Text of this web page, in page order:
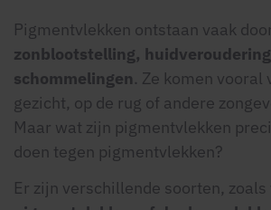
Pigmentvlekken ontstaan vaak
zonblootstelling,
schommelingen. Ze komen vooral
gezicht, op de rug of andere
Maar wat zijn pigmentvlekken
doen tegen pigmentvlekken?
Er zijn verschillende soorten, zoals